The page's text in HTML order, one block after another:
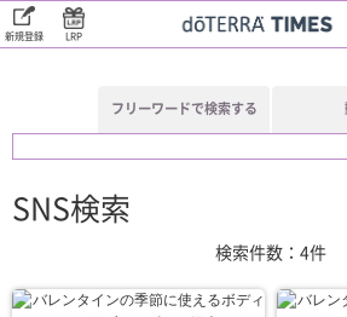
LRP
新規登録
フリーワードで検索する
SNS検索
検索件数：4件